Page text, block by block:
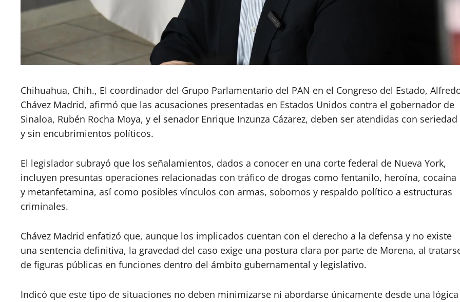
Chihuahua, Chih., El coordinador del Grupo Parlamentario del PAN en el Congreso del Estado,
Chávez Madrid, afirmó que las acusaciones presentadas en Estados Unidos contra el gobernador de
Sinaloa, Rubén Rocha Moya, y el senador Enrique Inzunza Cázarez, deben ser atendidas con seriedad
y sin encubrimientos políticos.
El legislador subrayó que los señalamientos, dados a conocer en una corte federal de Nueva York,
incluyen presuntas operaciones relacionadas con tráfico de drogas como fentanilo, heroína, cocaína
y metanfetamina, así como posibles vínculos con armas, sobornos y respaldo político a estructuras
criminales.
Chávez Madrid enfatizó que, aunque los implicados cuentan con el derecho a la defensa y no existe
una sentencia definitiva, la gravedad del caso exige una postura clara por parte de Morena, al
de figuras públicas en funciones dentro del ámbito gubernamental y legislativo.
Indicó que este tipo de situaciones no deben minimizarse ni abordarse únicamente desde una lógica